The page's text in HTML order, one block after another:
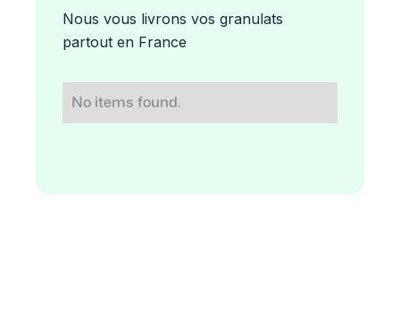
Nous vous livrons vos granulats
partout en France
No items found.